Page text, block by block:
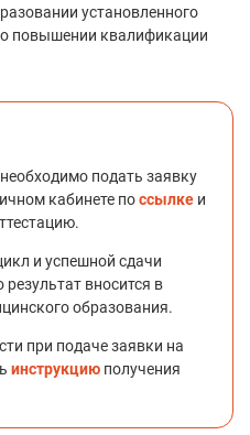
(семейная медицина)
и общественное
установленного
о повышении квалификации
подать заявку
кабинете поссылке и
и успешной сдачи
результат вносится в
образования.
при подаче заявки на
инструкцию получения